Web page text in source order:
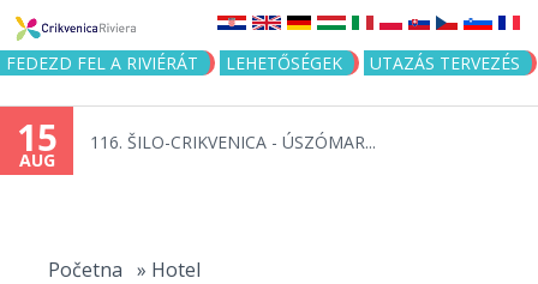
Jump to navigation
FEDEZD FEL A RIVIÉRÁT LEHETŐSÉGEK UTAZÁS TERVEZÉS
15
AUG
116. ŠILO-CRIKVENICA - ÚSZÓMAR...
Početna » Hotel